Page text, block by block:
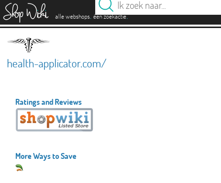
alle webshops. één zoekactie.
health-applicator.com/
Ratings and Reviews
More Ways to Save